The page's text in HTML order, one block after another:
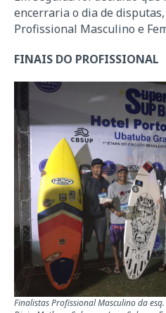
encerraria o dia de
Profissional Masculino e
FINAIS DO PROFISSIONAL
Finalistas Profissional Masculino da